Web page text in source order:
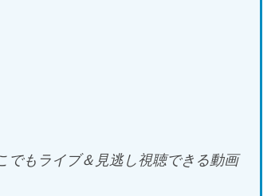
でもライブ＆見逃し視聴できる動画